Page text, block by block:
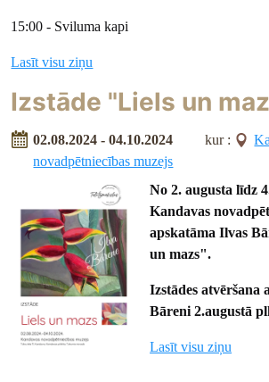
15:00 - Sviluma kapi
Lasīt visu ziņu
Izstāde "Liels un
02.08.2024 - 04.10.2024 kur :
novadpētniecības muzejs
No 2. augusta līdz
Kandavas
apskatāma Ilvas
un mazs".
Izstādes atvēršana
Bāreni 2.augustā
Lasīt visu ziņu